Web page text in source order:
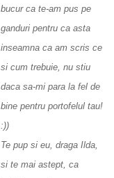
bucur ca te-am pus pe
ganduri pentru ca asta
inseamna ca am scris ce
si cum trebuie, nu stiu
daca sa-mi para la fel de
bine pentru portofelul tau!
:))
Te pup si eu, draga Ilda,
si te mai astept, ca